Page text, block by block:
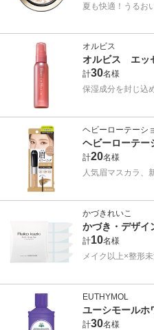
夏も快適！うるお
オルビス
オルビス エッ
計30名様
保湿成分を封じ込
ヘビーローテーシ
ヘビーローテー
計20名様
人気眉マスカラ、
かづきれいこ
かづき・デザイ
計10名様
メイク以上×整形
EUTHYMOL
ユーシモールホ
計30名様